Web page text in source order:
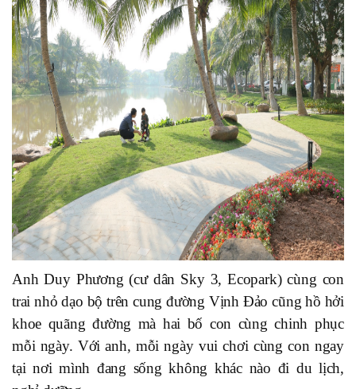
Anh Duy Phương (cư dân Sky 3, Ecopark) cùng con
trai nhỏ dạo bộ trên cung đường Vịnh Đảo cũng hồ hởi
khoe quãng đường mà hai bố con cùng chinh phục
mỗi ngày. Với anh, mỗi ngày vui chơi cùng con ngay
tại nơi mình đang sống không khác nào đi du lịch,